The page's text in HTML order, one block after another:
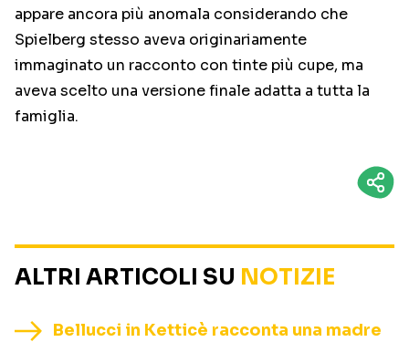
appare ancora più anomala considerando che
Spielberg stesso aveva originariamente
immaginato un racconto con tinte più cupe, ma
aveva scelto una versione finale adatta a tutta la
famiglia.
ALTRI ARTICOLI SU NOTIZIE
Bellucci in Ketticè racconta una madre